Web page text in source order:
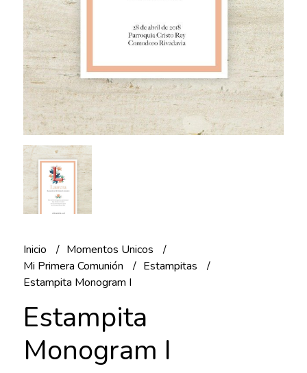
Inicio
Momentos Unicos
Mi Primera Comunión
Estampitas
Estampita Monogram I
Estampita
Monogram I